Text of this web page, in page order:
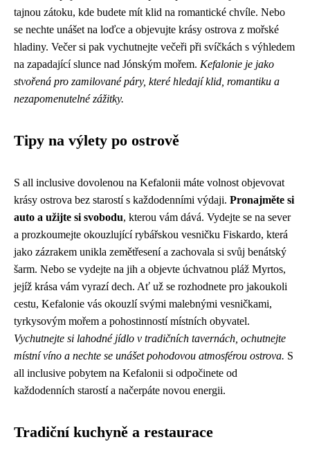
tajnou zátoku, kde budete mít klid na romantické chvíle. Nebo
se nechte unášet na loďce a objevujte krásy ostrova z mořské
hladiny. Večer si pak vychutnejte večeři při svíčkách s výhledem
na zapadající slunce nad Jónským mořem. Kefalonie je jako
stvořená pro zamilované páry, které hledají klid, romantiku a
nezapomenutelné zážitky.
Tipy na výlety po ostrově
S all inclusive dovolenou na Kefalonii máte volnost objevovat
krásy ostrova bez starostí s každodenními výdaji. Pronajměte si
auto a užijte si svobodu, kterou vám dává. Vydejte se na sever
a prozkoumejte okouzlující rybářskou vesničku Fiskardo, která
jako zázrakem unikla zemětřesení a zachovala si svůj benátský
šarm. Nebo se vydejte na jih a objevte úchvatnou pláž Myrtos,
jejíž krása vám vyrazí dech. Ať už se rozhodnete pro jakoukoli
cestu, Kefalonie vás okouzlí svými malebnými vesničkami,
tyrkysovým mořem a pohostinností místních obyvatel.
Vychutnejte si lahodné jídlo v tradičních tavernách, ochutnejte
místní víno a nechte se unášet pohodovou atmosférou ostrova. S
all inclusive pobytem na Kefalonii si odpočinete od
každodenních starostí a načerpáte novou energii.
Tradiční kuchyně a restaurace